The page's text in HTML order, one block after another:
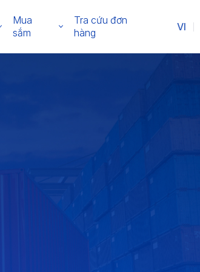
Mua
sắm
Tra cứu đơn
hàng
VI